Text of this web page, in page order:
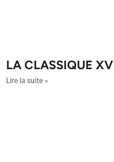
LA CLASSIQUE
Lire la suite »